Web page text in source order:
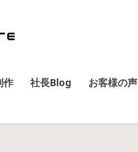
作 社長Blog お客様の声